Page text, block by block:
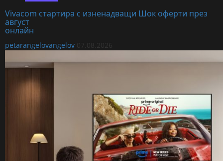
Vivacom стартира с изненадващи Шок оферти през
август
онлайн
petarangelovangelov 07.08.2026